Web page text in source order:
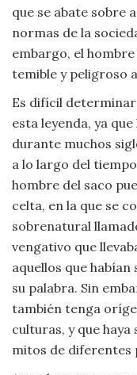
que se abate sobre
normas de la
embargo, el
temible y peligroso
Es difícil
esta leyenda, ya
durante muchos
a lo largo del
hombre del saco
celta, en la que se
sobrenatural
vengativo que
aquellos que habían
su palabra. Sin
también tenga
culturas, y que
mitos de diferentes